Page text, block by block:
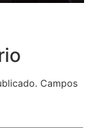
Campos